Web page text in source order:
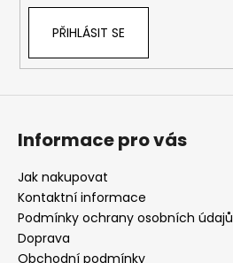
u
PŘIHLÁSIT SE
Informace pro vás
Jak nakupovat
Kontaktní informace
Podmínky ochrany osobních údajů
Doprava
Obchodní podmínky